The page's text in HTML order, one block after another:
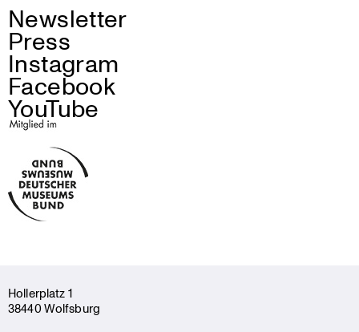
Newsletter
Press
Instagram
Facebook
YouTube
Holler­platz 1
38440 Wolfsburg